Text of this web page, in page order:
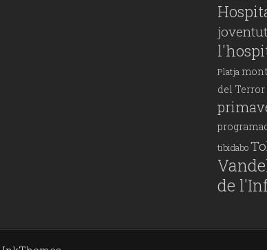
joventut
Platja
del Terror
tibidabo
de